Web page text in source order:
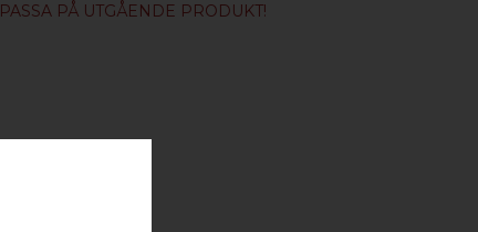
PASSA PÅ UTGÅENDE PRODUKT!